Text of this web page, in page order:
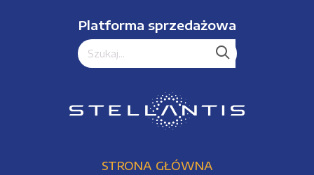
Platforma sprzedażowa
STRONA GŁÓWNA